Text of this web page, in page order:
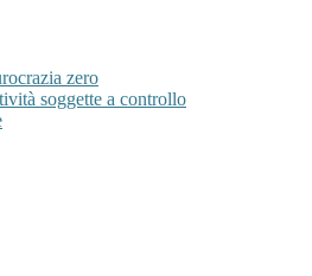
zero
soggette a controllo